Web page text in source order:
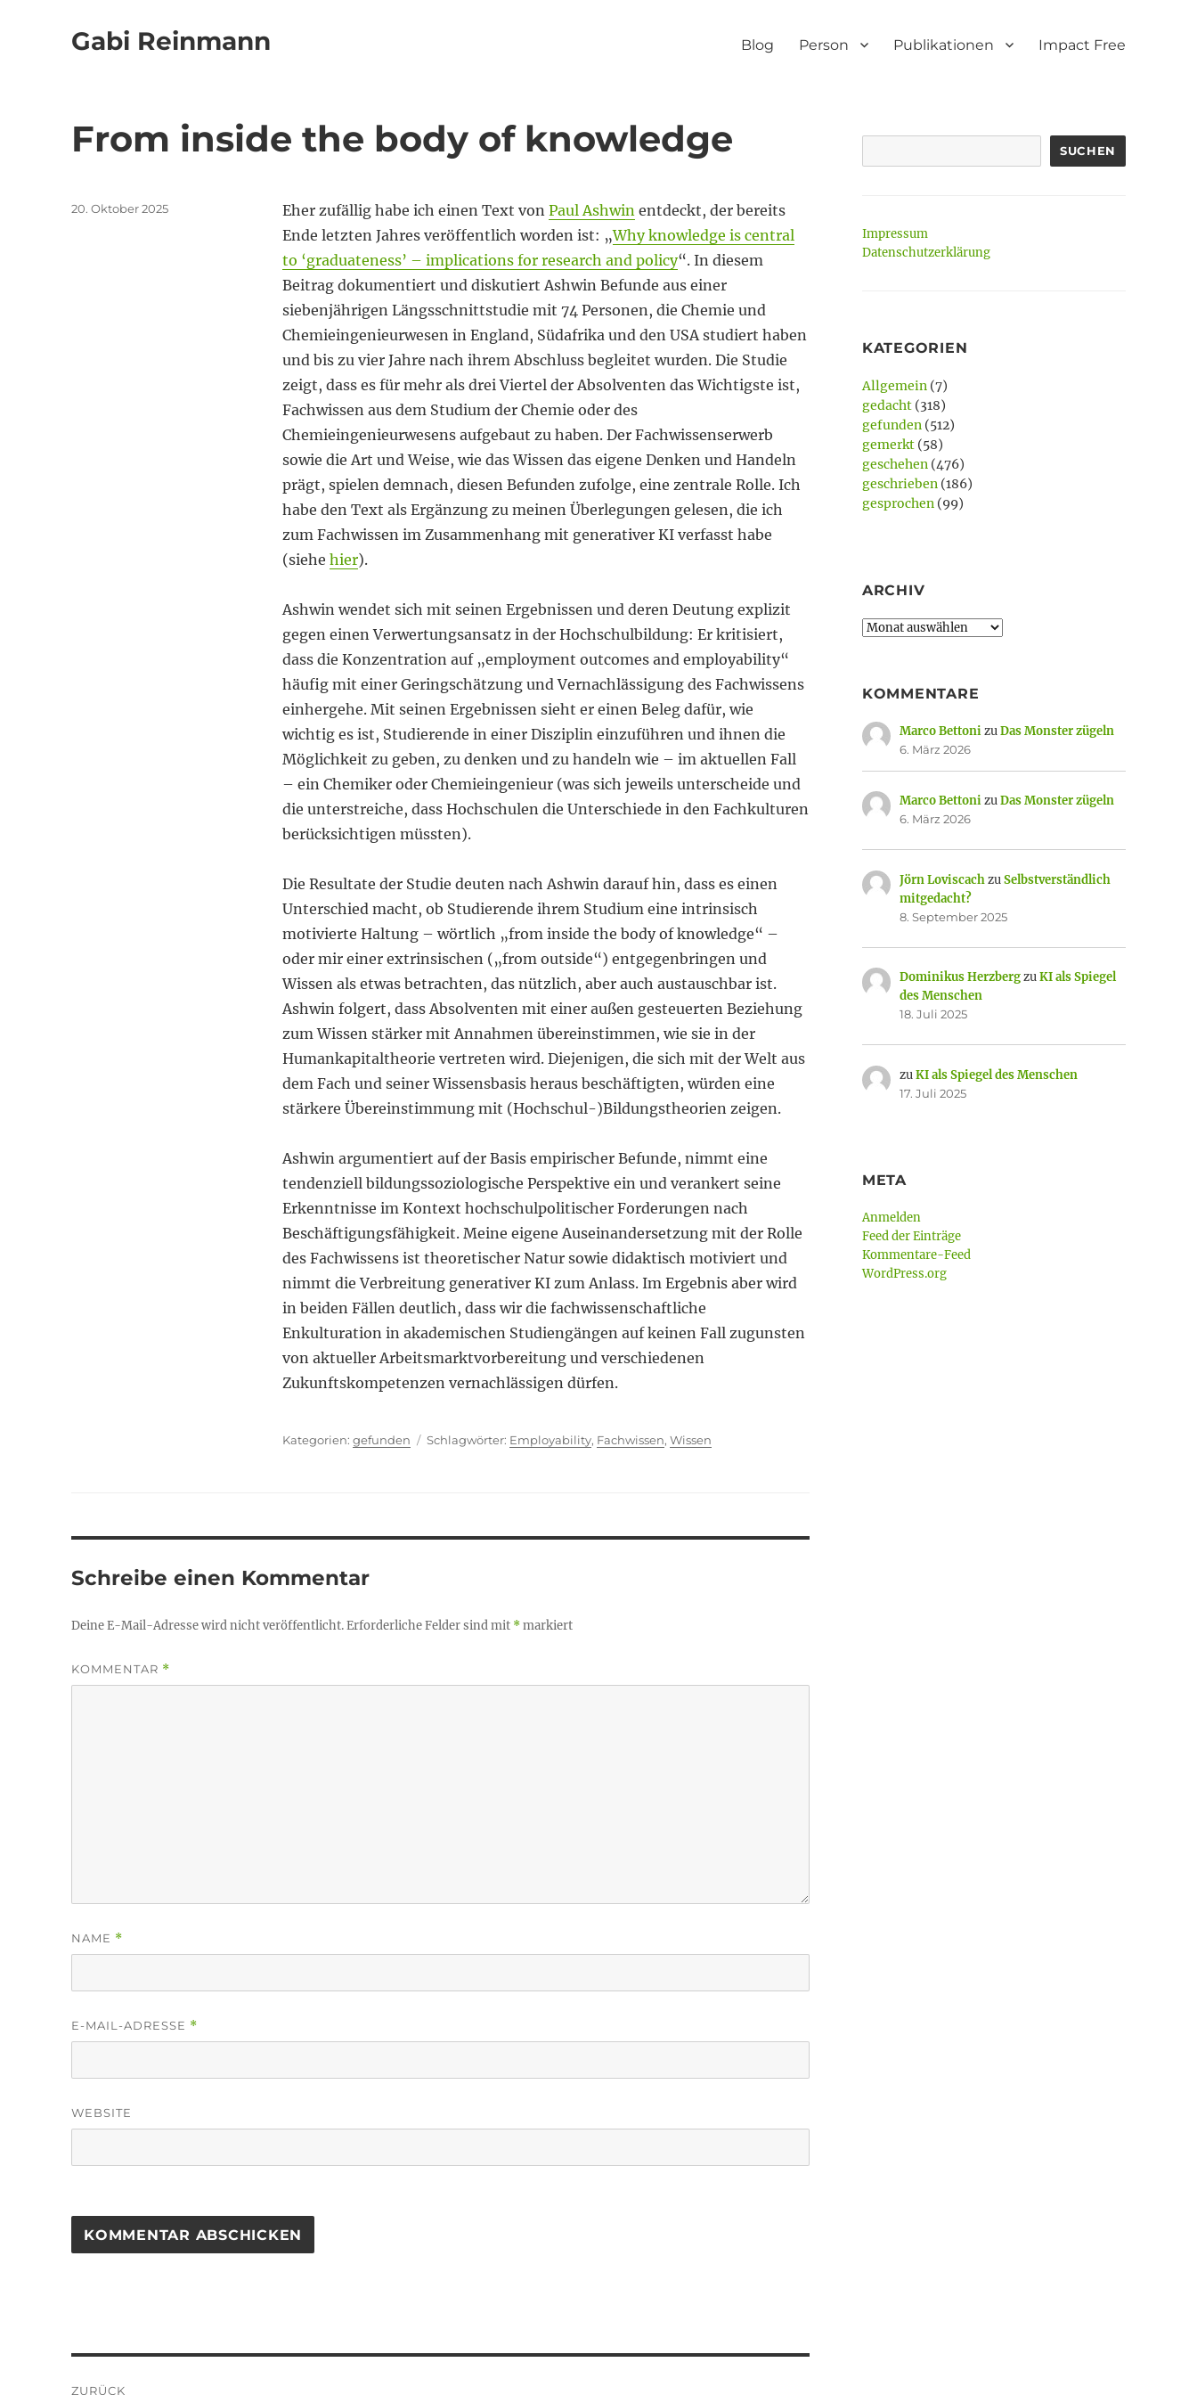
Gabi Reinmann Blog Person Publikationen Impact Free
From inside the body of knowledge
Eher zufällig habe ich einen Text von Paul Ashwinentdeckt, der bereits
Ende letzten Jahres veröffentlich worden ist: „Why knowledge is central
to ‘graduateness’ – implications for research and policy“. In diesem
Beitrag dokumentiert und diskutiert Ashwin Befunde aus einer
siebenjährigen Längsschnittstudie mit 74 Personen, die Chemie und
Chemieingenieurwesen in England, Südafrika und den USA studiert haben
und bis zu vier Jahre nach ihrem Abschluss begleitet wurden. Die Studie
zeigt, dass es für mehr als drei Viertel der Absolventen das Wichtigste ist,
Fachwissen aus dem Studium der Chemie oder des
Chemieingenieurwesens aufgebaut zu haben. Der Fachwissenserwerb
sowie die Art und Weise, wie das Wissen das eigene Denken und Handeln
prägt, spielen demnach, diesen Befunden zufolge, eine zentrale Rolle. Ich
habe den Text als Ergänzung zu meinen Überlegungen gelesen, die ich
zum Fachwissen im Zusammenhang mit generativer KI verfasst habe
(siehe hier).
Ashwin wendet sich mit seinen Ergebnissen und deren Deutung explizit
gegen einen Verwertungsansatz in der Hochschulbildung: Er kritisiert,
dass die Konzentration auf „employment outcomes and employability“
häufig mit einer Geringschätzung und Vernachlässigung des Fachwissens
einhergehe. Mit seinen Ergebnissen sieht er einen Beleg dafür, wie
wichtig es ist, Studierende in einer Disziplin einzuführen und ihnen die
Möglichkeit zu geben, zu denken und zu handeln wie – im aktuellen Fall
– ein Chemiker oder Chemieingenieur (was sich jeweils unterscheide und
die unterstreiche, dass Hochschulen die Unterschiede in den Fachkulturen
berücksichtigen müssten).
Die Resultate der Studie deuten nach Ashwin darauf hin, dass es einen
Unterschied macht, ob Studierende ihrem Studium eine intrinsisch
motivierte Haltung – wörtlich „from inside the body of knowledge“ –
oder mir einer extrinsischen („from outside“) entgegenbringen und
Wissen als etwas betrachten, das nützlich, aber auch austauschbar ist.
Ashwin folgert, dass Absolventen mit einer außen gesteuerten Beziehung
zum Wissen stärker mit Annahmen übereinstimmen, wie sie in der
Humankapitaltheorie vertreten wird. Diejenigen, die sich mit der Welt aus
dem Fach und seiner Wissensbasis heraus beschäftigten, würden eine
stärkere Übereinstimmung mit (Hochschul-)Bildungstheorien zeigen.
Ashwin argumentiert auf der Basis empirischer Befunde, nimmt eine
tendenziell bildungssoziologische Perspektive ein und verankert seine
Erkenntnisse im Kontext hochschulpolitischer Forderungen nach
Beschäftigungsfähigkeit. Meine eigene Auseinandersetzung mit der Rolle
des Fachwissens ist theoretischer Natur sowie didaktisch motiviert und
nimmt die Verbreitung generativer KI zum Anlass. Im Ergebnis aber wird
in beiden Fällen deutlich, dass wir die fachwissenschaftliche
Enkulturation in akademischen Studiengängen auf keinen Fall zugunsten
von aktueller Arbeitsmarktvorbereitung und verschiedenen
Zukunftskompetenzen vernachlässigen dürfen.
Kategorien
gefunden Schlagwörter
Employability, Fachwissen, Wissen
Veröffentlicht
20. Oktober 2025
Schreibe einen Kommentar
Deine E-Mail-Adresse wird nicht veröffentlicht.Erforderliche Felder sind mit *markiert
KOMMENTAR *
NAME *
E-MAIL-ADRESSE *
WEBSITE
ZURÜCK
SUCHEN
Impressum
Datenschutzerklärung
KATEGORIEN
Allgemein(7)
gedacht(318)
gefunden(512)
gemerkt(58)
geschehen(476)
geschrieben(186)
gesprochen(99)
ARCHIV
Archiv
KOMMENTARE
Marco BettonizuDas Monster zügeln
6. März 2026
Marco BettonizuDas Monster zügeln
6. März 2026
Jörn LoviscachzuSelbstverständlich
mitgedacht?
8. September 2025
Dominikus HerzbergzuKI als Spiegel
des Menschen
18. Juli 2025
zuKI als Spiegel des Menschen
17. Juli 2025
META
Anmelden
Feed der Einträge
Kommentare-Feed
WordPress.org